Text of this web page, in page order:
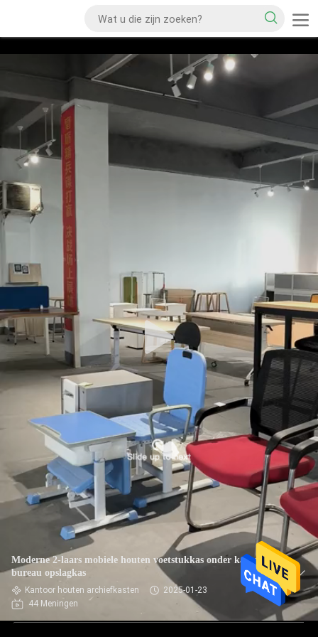
Moderne 2-laars mobiele houten voetstukkas onder kantoor
bureau opslagkas
Kantoor houten archiefkasten
2025-01-23
44 Meningen